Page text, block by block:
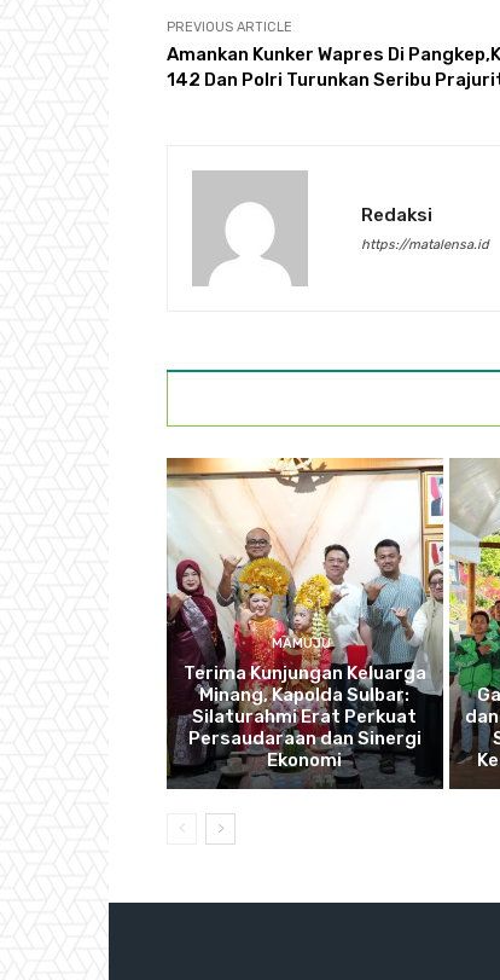
PREVIOUS ARTICLE
Amankan Kunker Wapres Di
142 Dan Polri Turunkan Seribu
Redaksi
https://matalensa.id
MAMUJU
Terima Kunjungan Keluarga
Minang, Kapolda Sulbar:
Silaturahmi Erat Perkuat
Persaudaraan dan Sinergi
Ekonomi